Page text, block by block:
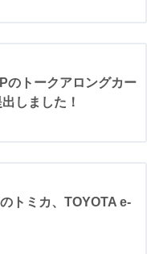
のトークアロングカー
しました！
トミカ、TOYOTA e-